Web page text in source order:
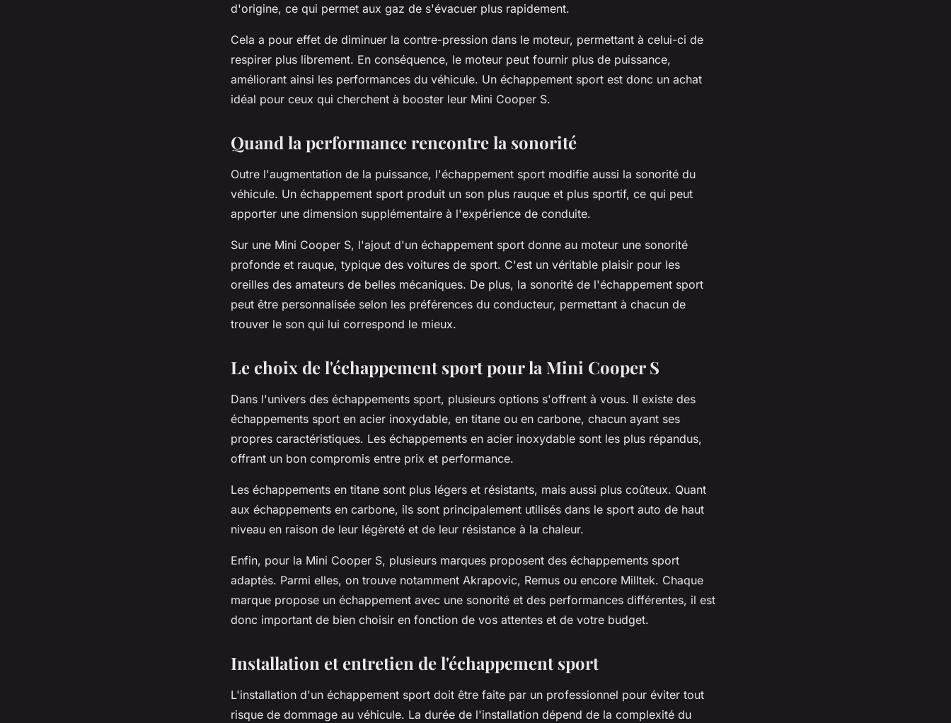
d'origine, ce qui permet aux gaz de s'évacuer plus rapidement.
Cela a pour effet de diminuer la contre-pression dans le moteur, permettant à celui-ci de
respirer plus librement. En conséquence, le moteur peut fournir plus de puissance,
améliorant ainsi les performances du véhicule. Un échappement sport est donc un achat
idéal pour ceux qui cherchent à booster leur Mini Cooper S.
Quand la performance rencontre la sonorité
Outre l'augmentation de la puissance, l'échappement sport modifie aussi la sonorité du
véhicule. Un échappement sport produit un son plus rauque et plus sportif, ce qui peut
apporter une dimension supplémentaire à l'expérience de conduite.
Sur une Mini Cooper S, l'ajout d'un échappement sport donne au moteur une sonorité
profonde et rauque, typique des voitures de sport. C'est un véritable plaisir pour les
oreilles des amateurs de belles mécaniques. De plus, la sonorité de l'échappement sport
peut être personnalisée selon les préférences du conducteur, permettant à chacun de
trouver le son qui lui correspond le mieux.
Le choix de l'échappement sport pour la Mini Cooper S
Dans l'univers des échappements sport, plusieurs options s'offrent à vous. Il existe des
échappements sport en acier inoxydable, en titane ou en carbone, chacun ayant ses
propres caractéristiques. Les échappements en acier inoxydable sont les plus répandus,
offrant un bon compromis entre prix et performance.
Les échappements en titane sont plus légers et résistants, mais aussi plus coûteux. Quant
aux échappements en carbone, ils sont principalement utilisés dans le sport auto de haut
niveau en raison de leur légèreté et de leur résistance à la chaleur.
Enfin, pour la Mini Cooper S, plusieurs marques proposent des échappements sport
adaptés. Parmi elles, on trouve notamment Akrapovic, Remus ou encore Milltek. Chaque
marque propose un échappement avec une sonorité et des performances différentes, il est
donc important de bien choisir en fonction de vos attentes et de votre budget.
Installation et entretien de l'échappement sport
L'installation d'un échappement sport doit être faite par un professionnel pour éviter tout
risque de dommage au véhicule. La durée de l'installation dépend de la complexité du